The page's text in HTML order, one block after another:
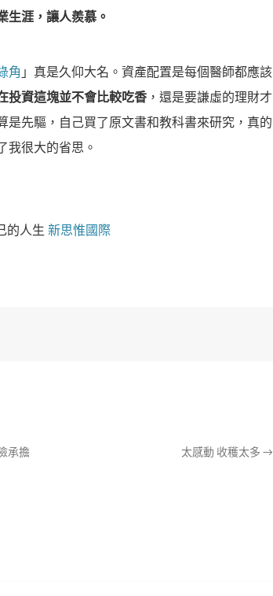
生涯，讓人羨慕。
角 」真是久仰大名。資產配置是每個醫師都應該
投資這塊並不會比較吃香 ，還是要謙虛的理財才
是先驅，自己買了原文書和教科書來研究，真的
我很大的省思。
的人生新思惟國際
承擔 太感動 收穫太多 →